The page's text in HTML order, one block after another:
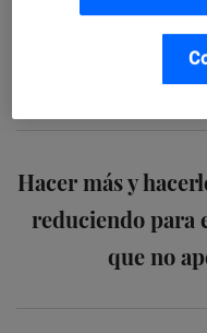
De modo que
la productividad con
Hacer más y
reduciendo para
que no